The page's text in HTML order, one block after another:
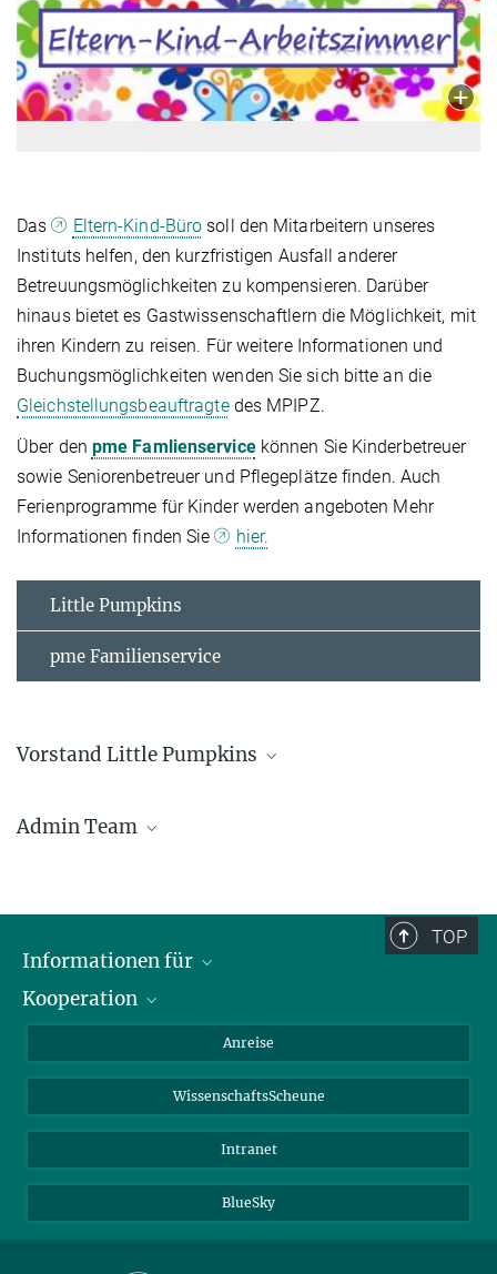
Das Eltern-Kind-Büro soll den Mitarbeitern unseres
Instituts helfen, den kurzfristigen Ausfall anderer
Betreuungsmöglichkeiten zu kompensieren. Darüber
hinaus bietet es Gastwissenschaftlern die Möglichkeit, mit
ihren Kindern zu reisen. Für weitere Informationen und
Buchungsmöglichkeiten wenden Sie sich bitte an die
Gleichstellungsbeauftragtedes MPIPZ.
Über den pme Famlienservice können Sie Kinderbetreuer
sowie Seniorenbetreuer und Pflegeplätze finden. Auch
Ferienprogramme für Kinder werden angeboten Mehr
Informationen finden Sie
hier.
Little Pumpkins
pme Familienservice
Vorstand Little Pumpkins
ssteckenborn@...
Admin Team
TOP
Informationen für
Studierende
Kooperation
Anreise
WissenschaftsScheune
Intranet
BlueSky